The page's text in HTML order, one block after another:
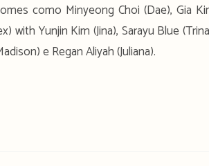
como Minyeong Choi (Dae), Gia
with Yunjin Kim (Jina), Sarayu Blue
e Regan Aliyah (Juliana).